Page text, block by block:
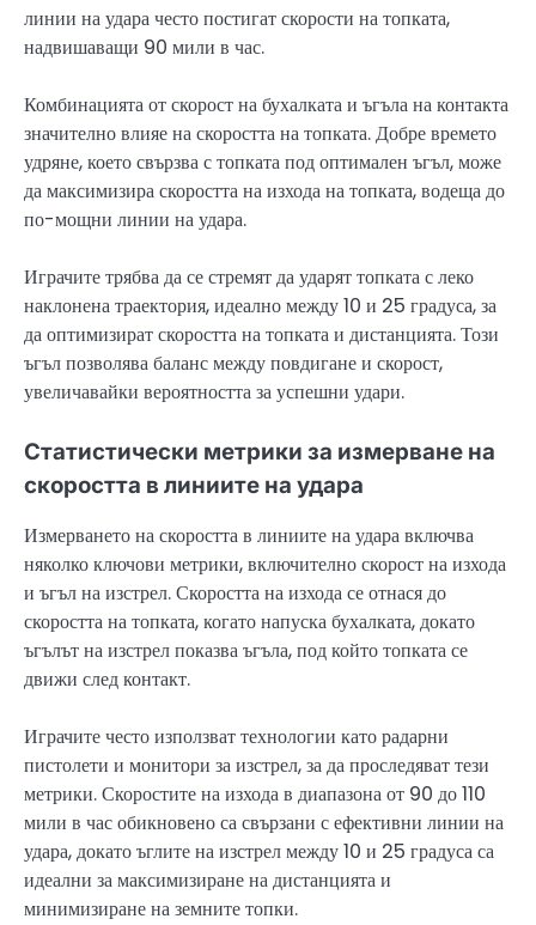
линии на удара често постигат скорости на топката,
надвишаващи 90 мили в час.
Комбинацията от скорост на бухалката и ъгъла на контакта
значително влияе на скоростта на топката. Добре времето
удряне, което свързва с топката под оптимален ъгъл, може
да максимизира скоростта на изхода на топката, водеща до
по-мощни линии на удара.
Играчите трябва да се стремят да ударят топката с леко
наклонена траектория, идеално между 10 и 25 градуса, за
да оптимизират скоростта на топката и дистанцията. Този
ъгъл позволява баланс между повдигане и скорост,
увеличавайки вероятността за успешни удари.
Статистически метрики за измерване на
скоростта в линиите на удара
Измерването на скоростта в линиите на удара включва
няколко ключови метрики, включително скорост на изхода
и ъгъл на изстрел. Скоростта на изхода се отнася до
скоростта на топката, когато напуска бухалката, докато
ъгълът на изстрел показва ъгъла, под който топката се
движи след контакт.
Играчите често използват технологии като радарни
пистолети и монитори за изстрел, за да проследяват тези
метрики. Скоростите на изхода в диапазона от 90 до 110
мили в час обикновено са свързани с ефективни линии на
удара, докато ъглите на изстрел между 10 и 25 градуса са
идеални за максимизиране на дистанцията и
минимизиране на земните топки.